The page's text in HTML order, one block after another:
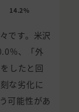
14.2%
です。米沢
、「外
したと回
な劣化に
可能性があ